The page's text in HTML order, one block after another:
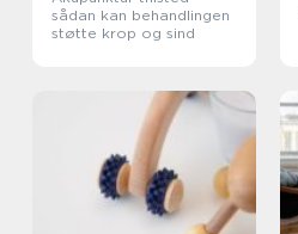
sådan kan behandlingen
støtte krop og sind